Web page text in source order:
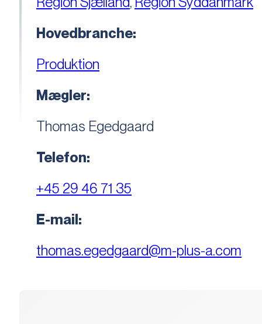
Hovedbranche:
Produktion
Mægler:
Thomas Egedgaard
Telefon:
+45 29 46 71 35
E-mail:
thomas.egedgaard@m-plus-a.com